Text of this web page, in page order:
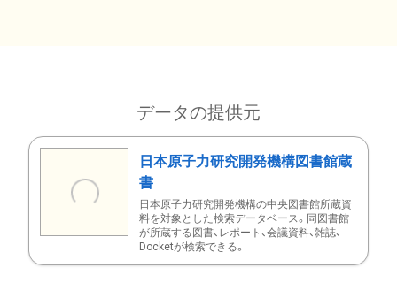
データの提供元
日本原子力研究開発機構図書館蔵
書
日本原子力研究開発機構の中央図書館所蔵資
料を対象とした検索データベース。同図書館
が所蔵する図書、レポート、会議資料、雑誌、
Docketが検索できる。